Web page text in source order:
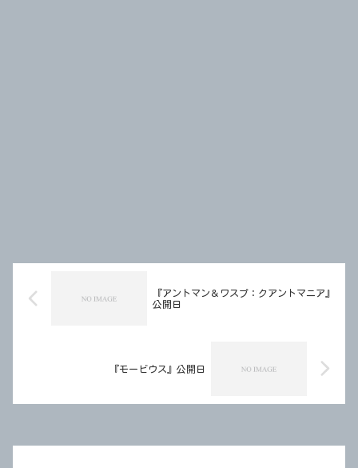
『アントマン＆ワスプ：クアントマニア』
公開日
『モービウス』公開日